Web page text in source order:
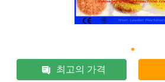
최고의 가격